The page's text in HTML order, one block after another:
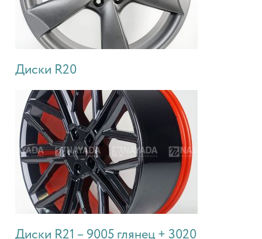
Диски R20
Диски R21 – 9005 глянец + 3020